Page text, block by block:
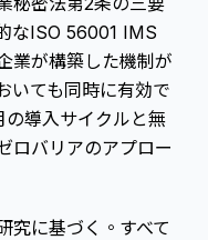
なISO 56001 IMS
業が構築した機制が
いても同時に有効で
の導入サイクルと無
ロバリアのアプロー
究に基づく。すべて